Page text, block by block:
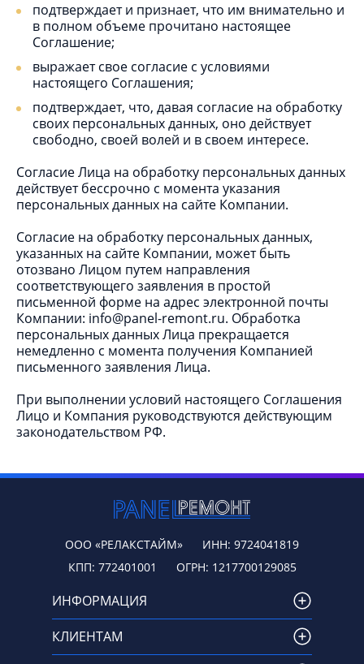
подтверждает и признает, что им внимательно и
в полном объеме прочитано настоящее
Соглашение;
выражает свое согласие с условиями
настоящего Соглашения;
подтверждает, что, давая согласие на обработку
своих персональных данных, оно действует
свободно, своей волей и в своем интересе.
Согласие Лица на обработку персональных данных
действует бессрочно с момента указания
персональных данных на сайте Компании.
Согласие на обработку персональных данных,
указанных на сайте Компании, может быть
отозвано Лицом путем направления
соответствующего заявления в простой
письменной форме на адрес электронной почты
Компании: info@panel-remont.ru. Обработка
персональных данных Лица прекращается
немедленно с момента получения Компанией
письменного заявления Лица.
При выполнении условий настоящего Соглашения
Лицо и Компания руководствуются действующим
законодательством РФ.
ООО «РЕЛАКСТАЙМ»
ИНН: 9724041819
КПП: 772401001
ОГРН: 1217700129085
ИНФОРМАЦИЯ
КЛИЕНТАМ